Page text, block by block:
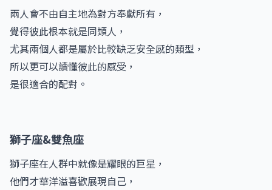
兩人會不由自主地為對方奉獻所有，
覺得彼此根本就是同類人，
尤其兩個人都是屬於比較缺乏安全感的類型，
所以更可以讀懂彼此的感受，
是很適合的配對。
獅子座&雙魚座
獅子座在人群中就像是耀眼的巨星，
他們才華洋溢喜歡展現自己，